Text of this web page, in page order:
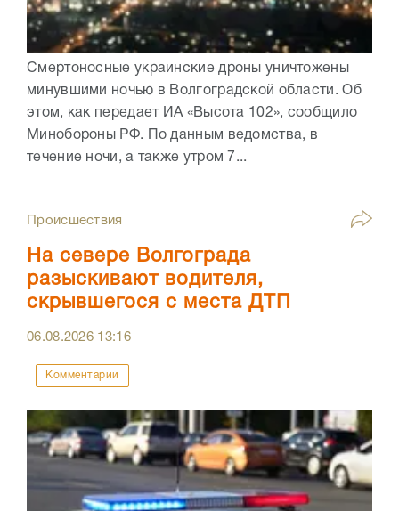
Смертоносные украинские дроны уничтожены
минувшими ночью в Волгоградской области. Об
этом, как передает ИА «Высота 102», сообщило
Минобороны РФ. По данным ведомства, в
течение ночи, а также утром 7...
Происшествия
На севере Волгограда
разыскивают водителя,
скрывшегося с места ДТП
06.08.2026 13:16
Комментарии